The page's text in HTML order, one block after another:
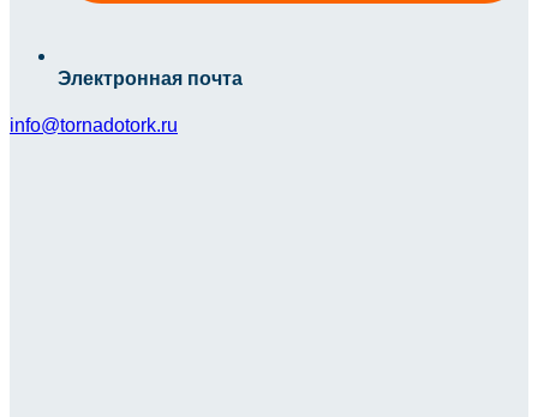
Электронная почта
info@tornadotork.ru